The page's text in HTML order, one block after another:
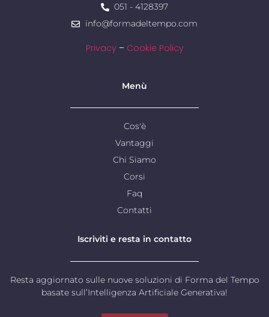
051 - 4128397
info@formadeltempo.com
Privacy– Cookie Policy
Menù
Cos'è
Vantaggi
Chi Siamo
Corsi
Faq
Contatti
Iscriviti e resta in contatto
Resta aggiornato sulle nuove soluzioni di Forma del Tempo
basate sull’Intelligenza Artificiale Generativa!